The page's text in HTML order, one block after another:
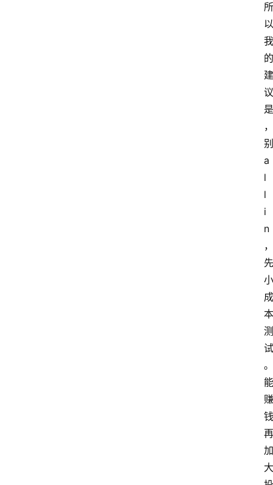
所
以
我
的
建
议
是
，
别
a
l
l
i
n
，
先
小
成
本
测
试
。
能
赚
钱
再
加
大